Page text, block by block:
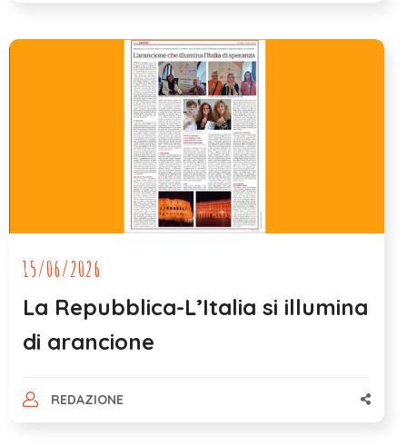
15/06/2026
La Repubblica-L’Italia si illumina
di arancione
REDAZIONE